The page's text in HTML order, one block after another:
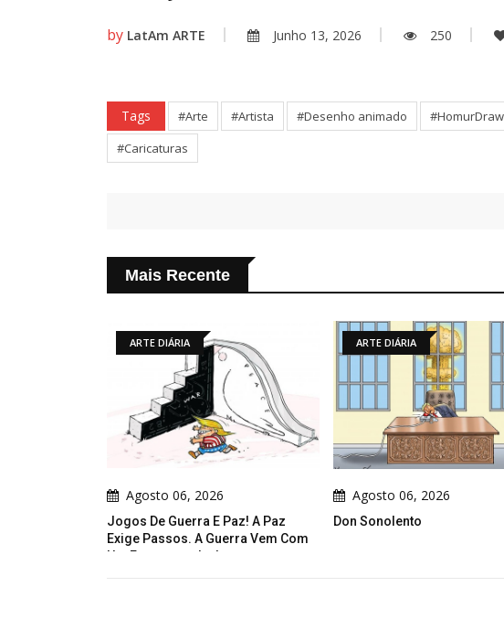
by LatAm ARTE Junho 13, 2026 250
Tags #Arte #Artista #Desenho animado
#Caricaturas
Mais Recente
De Guerra E Paz! A Paz
Passos. A Guerra Vem Com
ARTE DIÁRIA
Agosto 06, 2026
Don Sonolento
ARTE DIÁRIA
Agosto
Um Acordo